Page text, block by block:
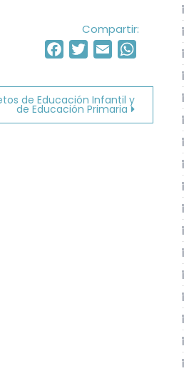
Compartir:
Facebook
TwitterEmail
de Educación Infantil y
de Educación Primaria